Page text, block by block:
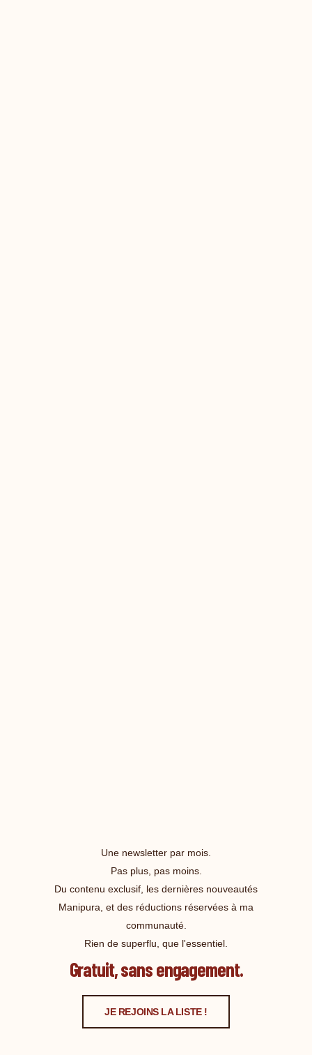
Une newsletter par mois.
Pas plus, pas moins.
Du contenu exclusif, les dernières nouveautés
Manipura, et des réductions réservées à ma
communauté.
Rien de superflu, que l'essentiel.
Gratuit, sans engagement.
JE REJOINS LA LISTE !